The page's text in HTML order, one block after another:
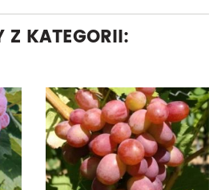
Z KATEGORII: